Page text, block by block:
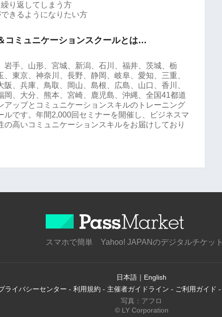
り返してしまう方
きるようになりたい方
コミュニケーションスクールとは…
岩手、山形、宮城、新潟、石川、福井、茨城、栃
、東京、神奈川、長野、静岡、岐阜、愛知、三重、
阪、兵庫、鳥取、岡山、島根、広島、山口、香川、
岡、大分、熊本、宮崎、鹿児島、沖縄、全国41都道
アップとコミュニケーションスキルのトレーニング
ルです。年間2,000回セミナーを開催し、ビジネスマ
の高いコミュニケーションスキルをお届けしており
スマホで簡単 Yahoo! JAPANのデジタルチケット
日本語 ｜ English
ライバシーセンター - 利用規約 - 主催者ガイドライン - ご利用ガイド -
写真：アフロ
© LY Corporation